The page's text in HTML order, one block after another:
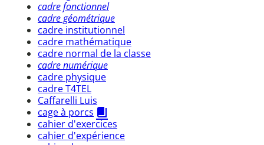
cadre fonctionnel
cadre géométrique
cadre institutionnel
cadre mathématique
cadre normal de la classe
cadre numérique
cadre physique
cadre T4TEL
Caffarelli Luis
cage à porcs
cahier d'exercices
cahier d'expérience